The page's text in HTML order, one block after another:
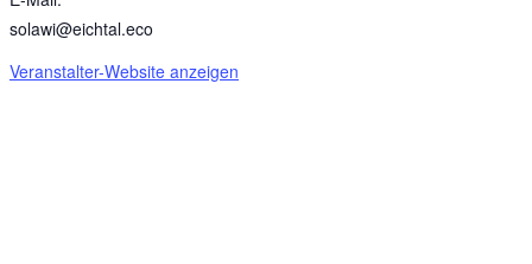
solawi@eichtal.eco
Veranstalter-Website anzeigen